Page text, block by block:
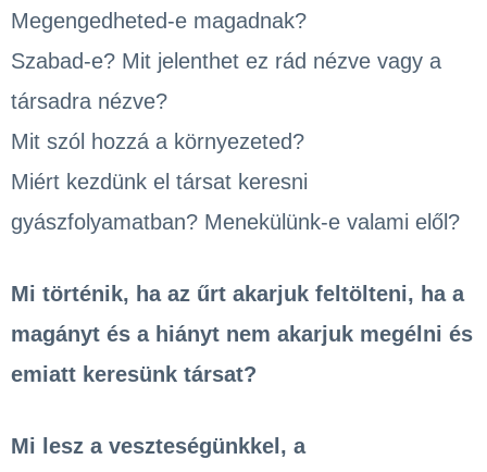
Megengedheted-e magadnak?
Szabad-e? Mit jelenthet ez rád nézve vagy a
társadra nézve?
Mit szól hozzá a környezeted?
Miért kezdünk el társat keresni
gyászfolyamatban? Menekülünk-e valami elől?
Mi történik, ha az űrt akarjuk feltölteni, ha a
magányt és a hiányt nem akarjuk megélni és
emiatt keresünk társat?
Mi lesz a veszteségünkkel, a